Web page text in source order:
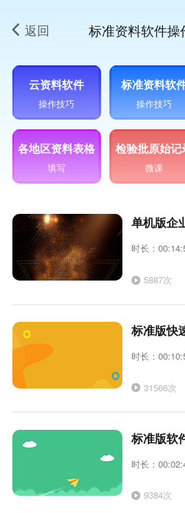
返回 标准资料软件操
云资料软件
操作技巧
标准资料软
操作技巧
各地区资料表格
填写
检验批原始记
微课
单机版企
时长：
5887次
标准版快
时长：
31566次
标准版软
时长：
9384次